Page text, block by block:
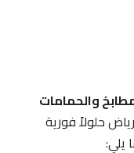
والحمامات
حلولاً فورية